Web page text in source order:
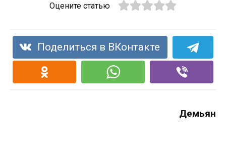
Оцените статью
Поделиться в ВКонтакте
Демьян